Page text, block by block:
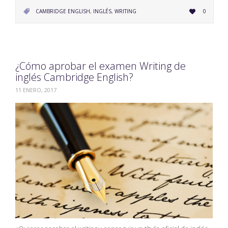
 CATEGORY
CAMBRIDGE ENGLISH, INGLÉS, WRITING  LOVE
IT0
¿Cómo aprobar el examen Writing de
inglés Cambridge English?
11 ENERO, 2017